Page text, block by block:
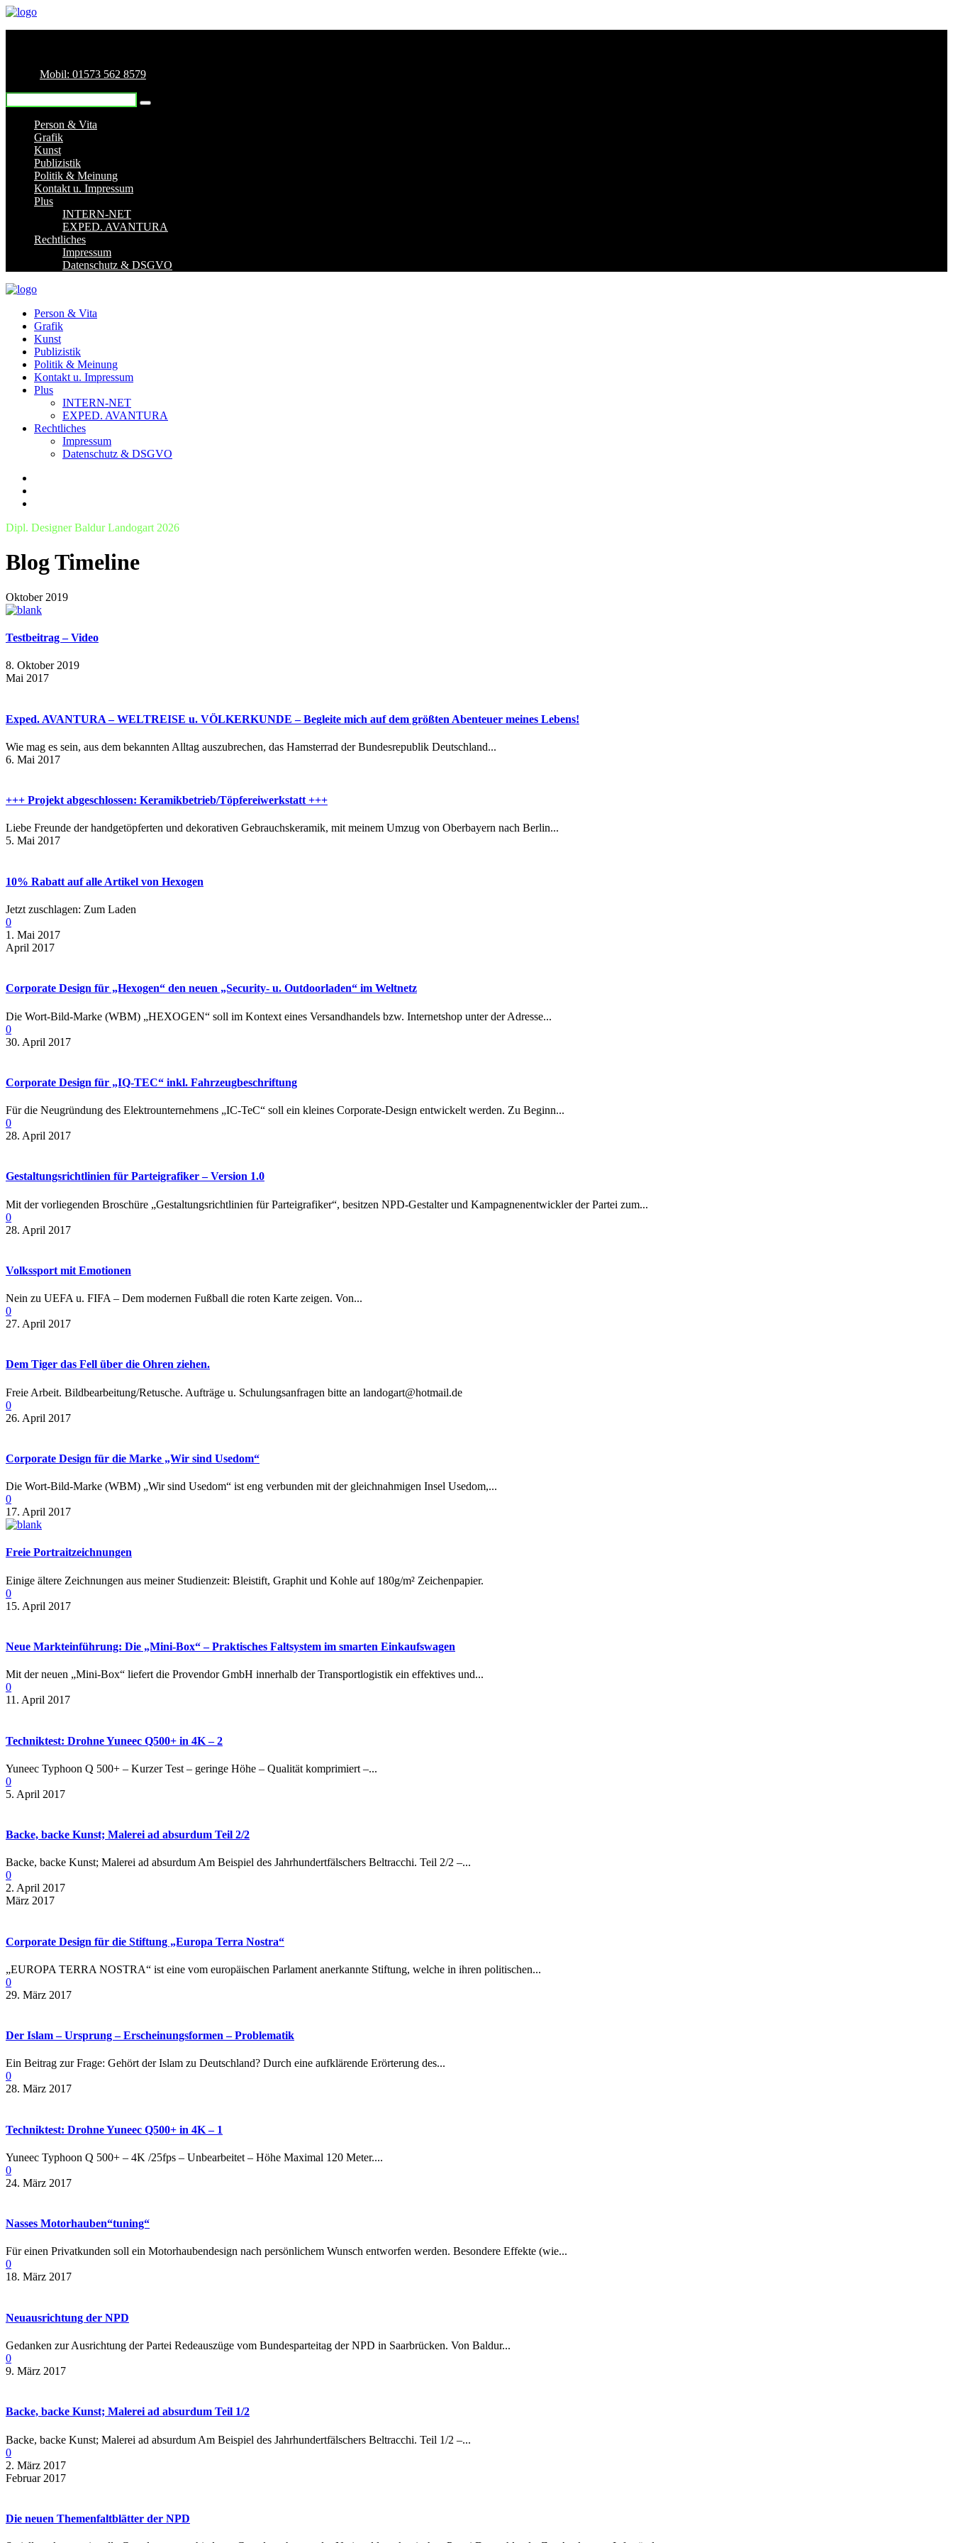
Mobil: 01573 562 8579
Person & Vita
Grafik
Kunst
Publizistik
Politik & Meinung
Kontakt u. Impressum
Plus
INTERN-NET
EXPED. AVANTURA
Rechtliches
Impressum
Datenschutz & DSGVO
Person & Vita
Grafik
Kunst
Publizistik
Politik & Meinung
Kontakt u. Impressum
Plus
INTERN-NET
EXPED. AVANTURA
Rechtliches
Impressum
Datenschutz & DSGVO
Dipl. Designer Baldur Landogart 2026
Blog Timeline
Oktober 2019
Testbeitrag – Video
8. Oktober 2019
Mai 2017
Exped. AVANTURA – WELTREISE u. VÖLKERKUNDE – Begleite mich auf dem größten Abenteuer meines Lebens!
Wie mag es sein, aus dem bekannten Alltag auszubrechen, das Hamsterrad der Bundesrepublik Deutschland...
6. Mai 2017
+++ Projekt abgeschlossen: Keramikbetrieb/Töpfereiwerkstatt +++
Liebe Freunde der handgetöpferten und dekorativen Gebrauchskeramik, mit meinem Umzug von Oberbayern nach Berlin...
5. Mai 2017
10% Rabatt auf alle Artikel von Hexogen
Jetzt zuschlagen: Zum Laden
0
1. Mai 2017
April 2017
Corporate Design für „Hexogen“ den neuen „Security- u. Outdoorladen“ im Weltnetz
Die Wort-Bild-Marke (WBM) „HEXOGEN“ soll im Kontext eines Versandhandels bzw. Internetshop unter der Adresse...
0
30. April 2017
Corporate Design für „IQ-TEC“ inkl. Fahrzeugbeschriftung
Für die Neugründung des Elektrounternehmens „IC-TeC“ soll ein kleines Corporate-Design entwickelt werden. Zu Beginn...
0
28. April 2017
Gestaltungsrichtlinien für Parteigrafiker – Version 1.0
Mit der vorliegenden Broschüre „Gestaltungsrichtlinien für Parteigrafiker“, besitzen NPD-Gestalter und Kampagnenentwickler der Partei zum...
0
28. April 2017
Volkssport mit Emotionen
Nein zu UEFA u. FIFA – Dem modernen Fußball die roten Karte zeigen. Von...
0
27. April 2017
Dem Tiger das Fell über die Ohren ziehen.
Freie Arbeit. Bildbearbeitung/Retusche. Aufträge u. Schulungsanfragen bitte an landogart@hotmail.de
0
26. April 2017
Corporate Design für die Marke „Wir sind Usedom“
Die Wort-Bild-Marke (WBM) „Wir sind Usedom“ ist eng verbunden mit der gleichnahmigen Insel Usedom,...
0
17. April 2017
Freie Portraitzeichnungen
Einige ältere Zeichnungen aus meiner Studienzeit: Bleistift, Graphit und Kohle auf 180g/m² Zeichenpapier.
0
15. April 2017
Neue Markteinführung: Die „Mini-Box“ – Praktisches Faltsystem im smarten Einkaufswagen
Mit der neuen „Mini-Box“ liefert die Provendor GmbH innerhalb der Transportlogistik ein effektives und...
0
11. April 2017
Techniktest: Drohne Yuneec Q500+ in 4K – 2
Yuneec Typhoon Q 500+ – Kurzer Test – geringe Höhe – Qualität komprimiert –...
0
5. April 2017
Backe, backe Kunst; Malerei ad absurdum Teil 2/2
Backe, backe Kunst; Malerei ad absurdum Am Beispiel des Jahrhundertfälschers Beltracchi. Teil 2/2 –...
0
2. April 2017
März 2017
Corporate Design für die Stiftung „Europa Terra Nostra“
„EUROPA TERRA NOSTRA“ ist eine vom europäischen Parlament anerkannte Stiftung, welche in ihren politischen...
0
29. März 2017
Der Islam – Ursprung – Erscheinungsformen – Problematik
Ein Beitrag zur Frage: Gehört der Islam zu Deutschland? Durch eine aufklärende Erörterung des...
0
28. März 2017
Techniktest: Drohne Yuneec Q500+ in 4K – 1
Yuneec Typhoon Q 500+ – 4K /25fps – Unbearbeitet – Höhe Maximal 120 Meter....
0
24. März 2017
Nasses Motorhauben“tuning“
Für einen Privatkunden soll ein Motorhaubendesign nach persönlichem Wunsch entworfen werden. Besondere Effekte (wie...
0
18. März 2017
Neuausrichtung der NPD
Gedanken zur Ausrichtung der Partei Redeauszüge vom Bundesparteitag der NPD in Saarbrücken. Von Baldur...
0
9. März 2017
Backe, backe Kunst; Malerei ad absurdum Teil 1/2
Backe, backe Kunst; Malerei ad absurdum Am Beispiel des Jahrhundertfälschers Beltracchi. Teil 1/2 –...
0
2. März 2017
Februar 2017
Die neuen Themenfaltblätter der NPD